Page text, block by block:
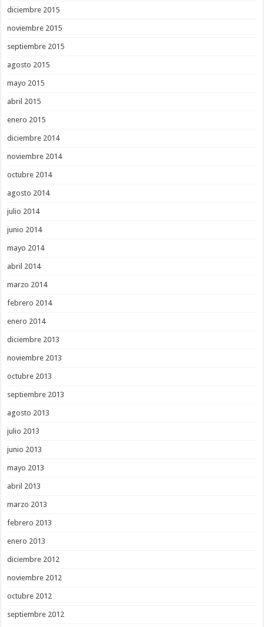
diciembre 2015
noviembre 2015
septiembre 2015
agosto 2015
mayo 2015
abril 2015
enero 2015
diciembre 2014
noviembre 2014
octubre 2014
agosto 2014
julio 2014
junio 2014
mayo 2014
abril 2014
marzo 2014
febrero 2014
enero 2014
diciembre 2013
noviembre 2013
octubre 2013
septiembre 2013
agosto 2013
julio 2013
junio 2013
mayo 2013
abril 2013
marzo 2013
febrero 2013
enero 2013
diciembre 2012
noviembre 2012
octubre 2012
septiembre 2012